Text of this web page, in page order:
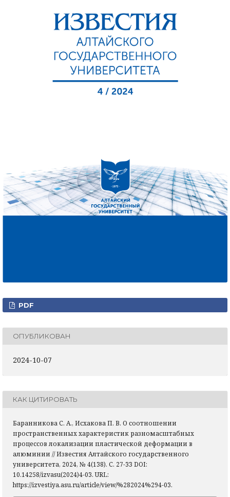
PDF
ОПУБЛИКОВАН
2024-10-07
КАК ЦИТИРОВАТЬ
Баранникова С. А., Исхакова П. В. О соотношении
пространственных характеристик разномасштабных
процессов локализации пластической деформации в
алюминии // Известия Алтайского государственного
университета, 2024, № 4(138). С. 27-33 DOI:
10.14258/izvasu(2024)4-03. URL:
https://izvestiya.asu.ru/article/view/%282024%294-03.